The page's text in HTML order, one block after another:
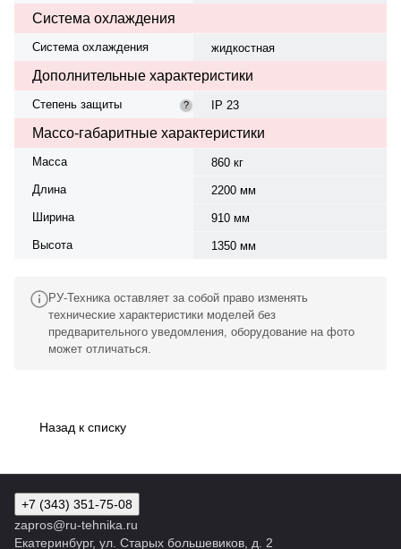
Система охлаждения
Система охлаждения жидкостная
Дополнительные характеристики
Степень защиты ? IP 23
Массо-габаритные характеристики
Масса
860 кг
Длина
2200 мм
Ширина
910 мм
Высота
1350 мм
РУ-Техника оставляет за собой право изменять
технические характеристики моделей без
предварительного уведомления, оборудование на фото
может отличаться.
Назад к списку
+7 (343) 351-75-08
zapros@ru-tehnika.ru
Екатеринбург, ул. Старых большевиков, д. 2